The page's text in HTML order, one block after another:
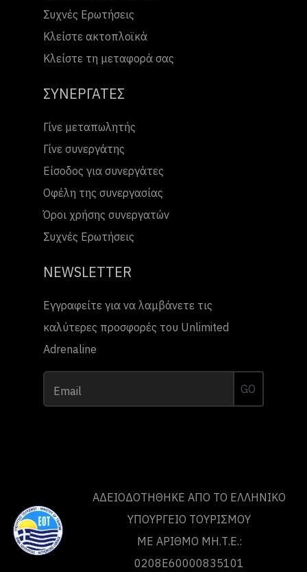
Συχνές Ερωτήσεις
Κλείστε ακτοπλοϊκά
Κλείστε τη μεταφορά σας
ΣΥΝΕΡΓΑΤΕΣ
Γίνε μεταπωλητής
Γίνε συνεργάτης
Είσοδος για συνεργάτες
Οφέλη της συνεργασίας
Όροι χρήσης συνεργατών
Συχνές Ερωτήσεις
NEWSLETTER
Εγγραφείτε για να λαμβάνετε τις
καλύτερες προσφορές του Unlimited
Adrenaline
Email GO
ΑΔΕΙΟΔΟΤΗΘΗΚΕ ΑΠΟ ΤO ΕΛΛΗΝΙΚΟ
ΥΠΟΥΡΓΕΙΟ ΤΟΥΡΙΣΜΟΥ
ΜΕ ΑΡΙΘΜΟ ΜΗ.Τ.Ε.:
0208Ε60000835101